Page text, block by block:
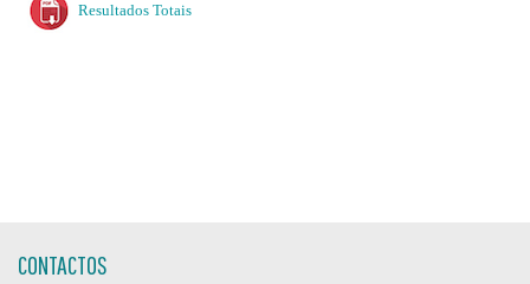
Resultados Totais
CONTACTOS